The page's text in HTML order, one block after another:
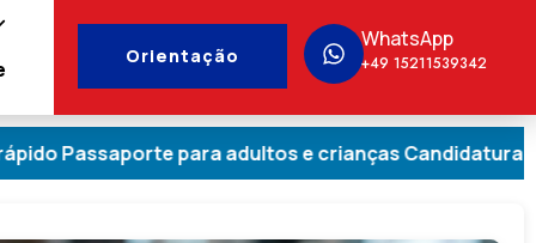
Orientação
WhatsApp
+49 15211539342
para adultos e crianças Candidatura sem stress